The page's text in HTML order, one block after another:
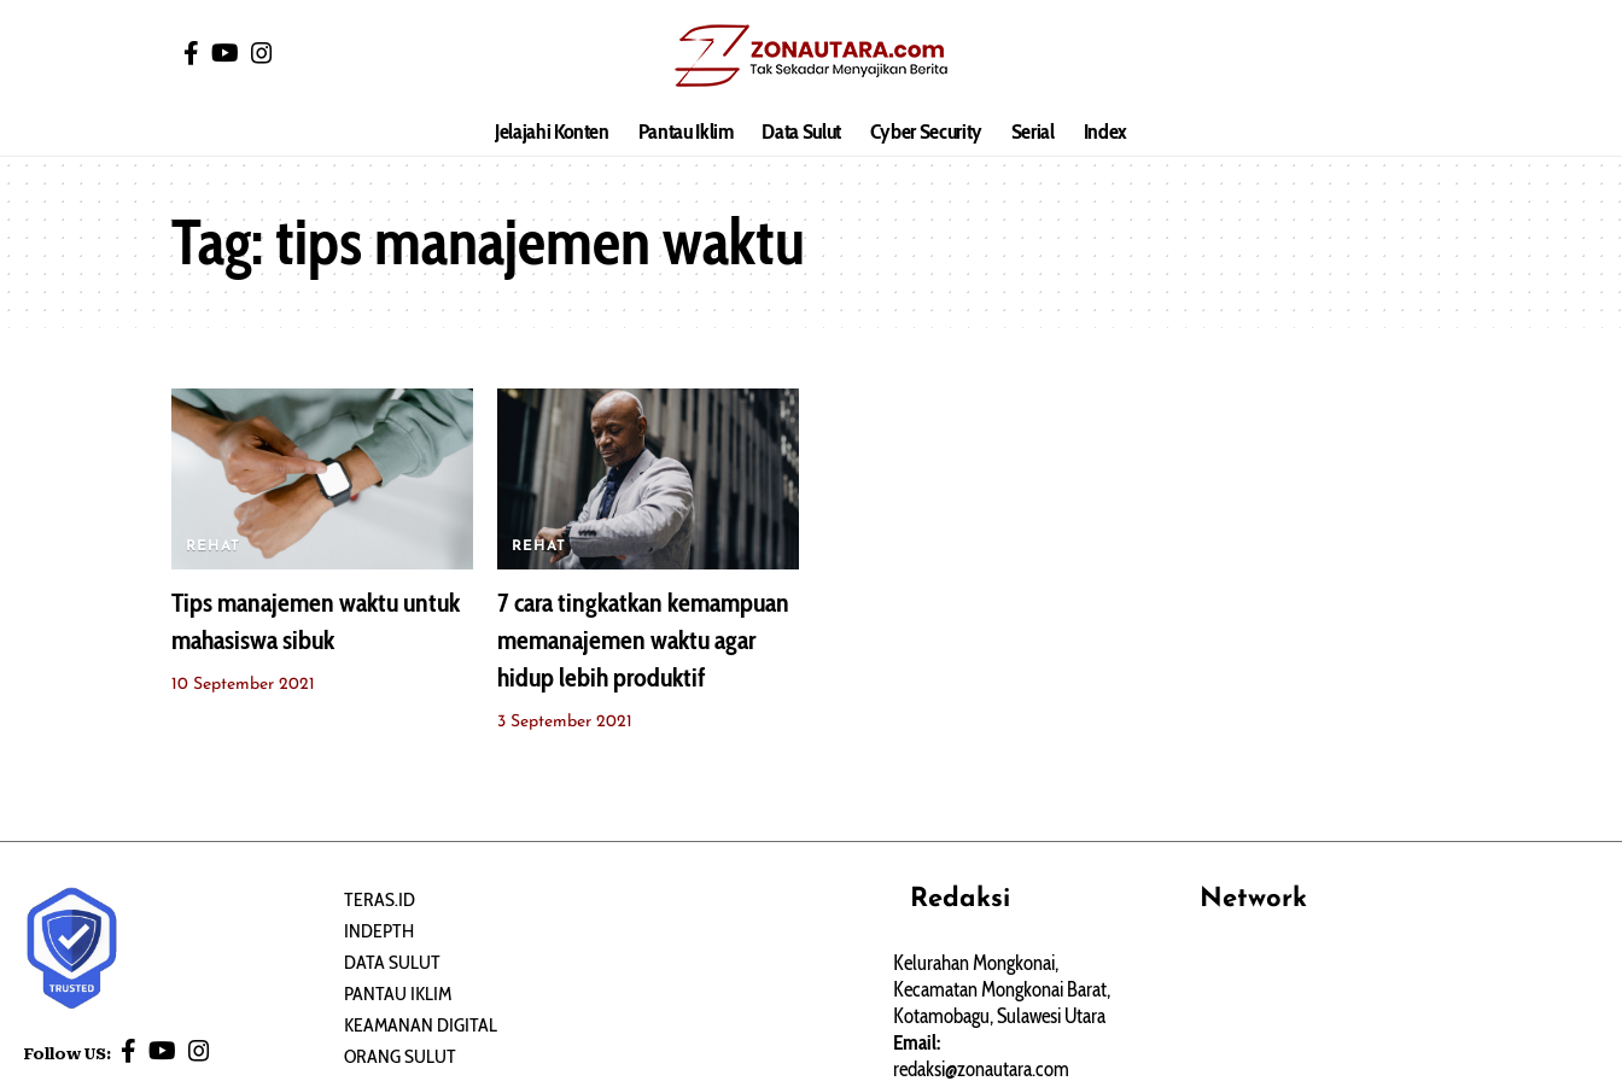
Jelajahi Konten Pantau Iklim Data Sulut Cyber Security Serial Index
Tag:tips manajemen waktu
REHAT
Tips manajemen waktu untuk
mahasiswa sibuk
10 September 2021
REHAT
7 cara tingkatkan kemampuan
memanajemen waktu agar
hidup lebih produktif
3 September 2021
Follow US:
TERAS.ID
INDEPTH
DATA SULUT
PANTAU IKLIM
KEAMANAN DIGITAL
ORANG SULUT
Redaksi
Kelurahan Mongkonai,
Kecamatan Mongkonai Barat,
Kotamobagu, Sulawesi Utara
Email:
redaksi@zonautara.com
Network